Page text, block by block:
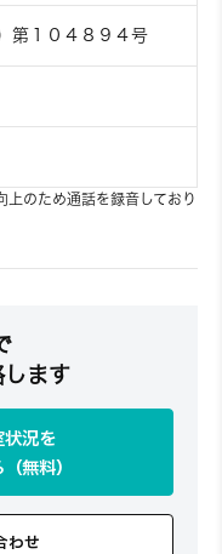
第１０４８９４号
のため通話を録音しており
します
状況を
無料）
わせ